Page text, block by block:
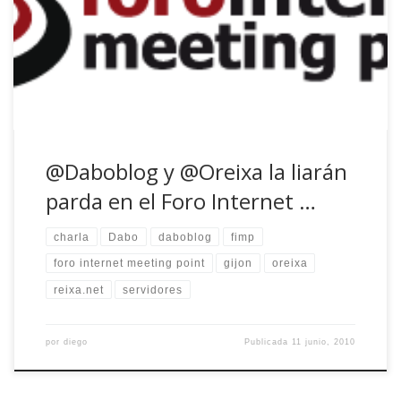
este blog, dabo, y una quinta parte del podcast, oreixa, van
a pasar por el Foro Internet Meeting Point 2010 para
impartir una charla cuyo estimulante título es «Sobrevive
@Daboblog y @Oreixa la liarán
parda en el Foro Internet …
charla Dabo daboblog fimp
foro internet meeting point gijon oreixa
reixa.net servidores
por diego Publicada 11 junio, 2010